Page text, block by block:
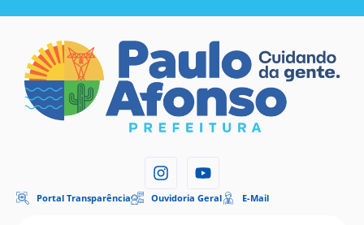
Portal Transparência Ouvidoria Geral E-Mail